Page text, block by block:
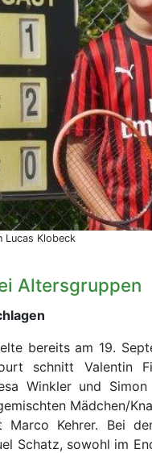
Lucas Klobeck
Altersgruppen
bereits am 19.
schnitt Valentin
Winkler und
Mädchen/
Marco Kehrer. Bei
Schatz, sowohl im